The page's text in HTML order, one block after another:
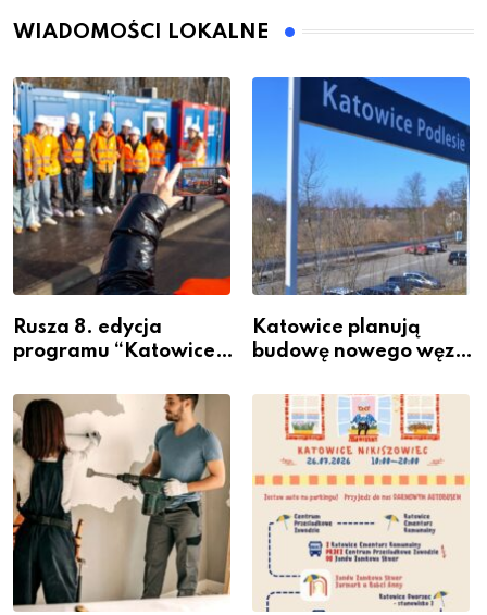
WIADOMOŚCI LOKALNE
Rusza 8. edycja
programu “Katowice
– nabór dla
przedsiębiorców
Katowice planują
budowę nowego węzła
Podlesiu